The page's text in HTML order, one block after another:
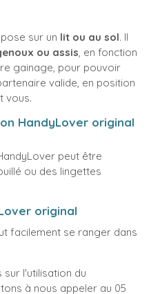
sur un lit ou au sol. Il
ou assis , en fonction
gainage, pour pouvoir
valide, en position
vous.
HandyLover original
peut être
ou des lingettes
original
facilement se ranger dans
sur l'utilisation du
à nous appeler au 05